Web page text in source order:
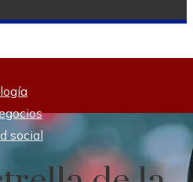
social